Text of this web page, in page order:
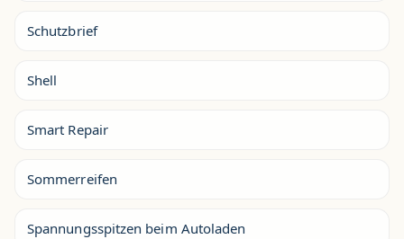
Schutzbrief
Shell
Smart Repair
Sommerreifen
Spannungsspitzen beim Autoladen